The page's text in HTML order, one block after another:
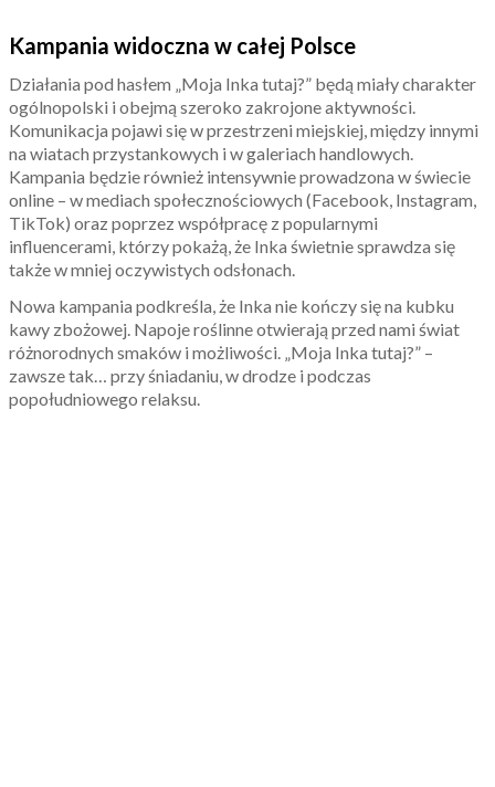
Kampania widoczna w całej Polsce
Działania pod hasłem „Moja Inka tutaj?” będą miały charakter
ogólnopolski i obejmą szeroko zakrojone aktywności.
Komunikacja pojawi się w przestrzeni miejskiej, między innymi
na wiatach przystankowych i w galeriach handlowych.
Kampania będzie również intensywnie prowadzona w świecie
online – w mediach społecznościowych (Facebook, Instagram,
TikTok) oraz poprzez współpracę z popularnymi
influencerami, którzy pokażą, że Inka świetnie sprawdza się
także w mniej oczywistych odsłonach.
Nowa kampania podkreśla, że Inka nie kończy się na kubku
kawy zbożowej. Napoje roślinne otwierają przed nami świat
różnorodnych smaków i możliwości. „Moja Inka tutaj?” –
zawsze tak… przy śniadaniu, w drodze i podczas
popołudniowego relaksu.